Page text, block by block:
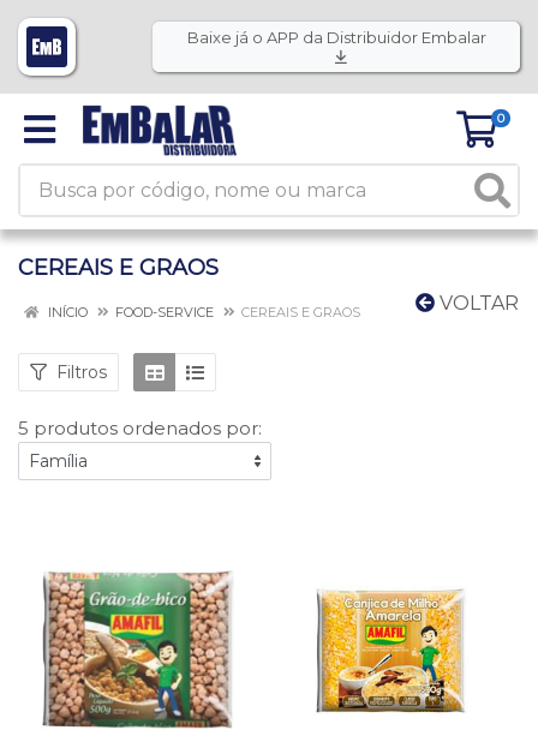
Baixe já o APP da Distribuidor Embalar
0
CEREAIS E GRAOS
VOLTAR
INÍCIO FOOD-SERVICE CEREAIS E GRAOS
Filtros
5 produtos ordenados por: